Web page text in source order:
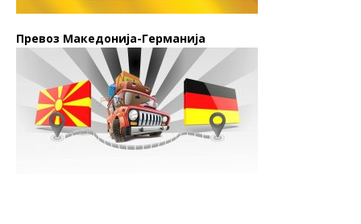
Превоз Македонија-Германија